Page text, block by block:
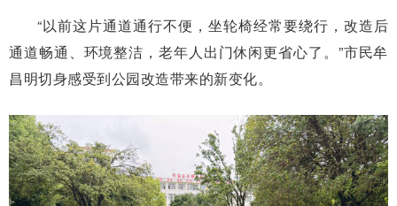
“以前这片通道通行不便，坐轮椅经常要绕行，改造后
通道畅通、环境整洁，老年人出门休闲更省心了。”市民牟
昌明切身感受到公园改造带来的新变化。